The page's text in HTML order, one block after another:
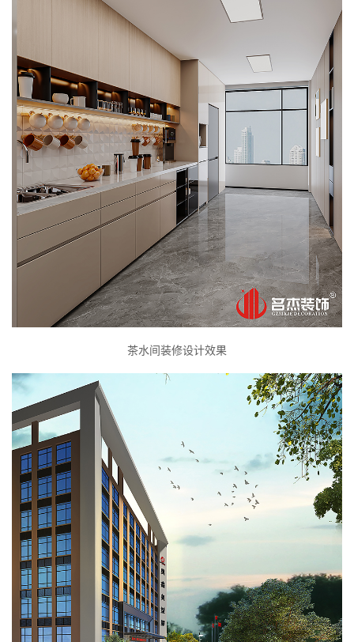
茶水间装修设计效果